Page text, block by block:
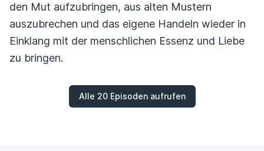
den Mut aufzubringen, aus alten Mustern
auszubrechen und das eigene Handeln wieder in
Einklang mit der menschlichen Essenz und Liebe
zu bringen.
Alle 20 Episoden aufrufen